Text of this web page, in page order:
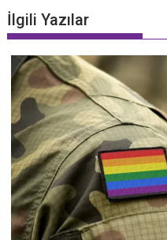
İlgili Yazılar